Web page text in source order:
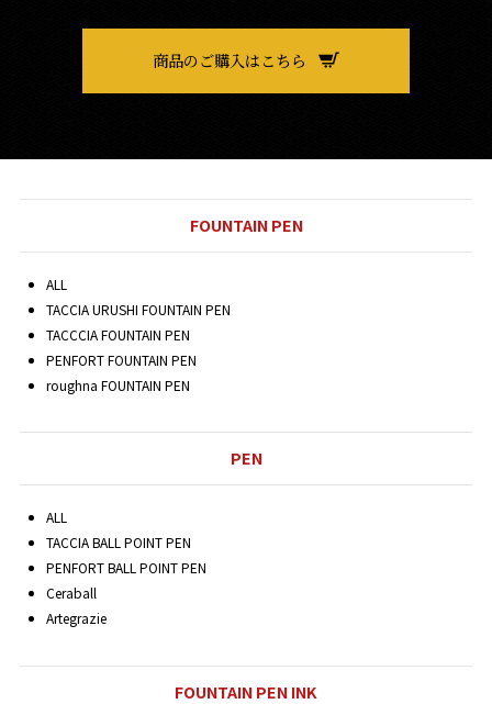
商品のご購入はこちら
FOUNTAIN PEN
ALL
TACCIA URUSHI FOUNTAIN PEN
TACCCIA FOUNTAIN PEN
PENFORT FOUNTAIN PEN
roughna FOUNTAIN PEN
PEN
ALL
TACCIA BALL POINT PEN
PENFORT BALL POINT PEN
Ceraball
Artegrazie
FOUNTAIN PEN INK